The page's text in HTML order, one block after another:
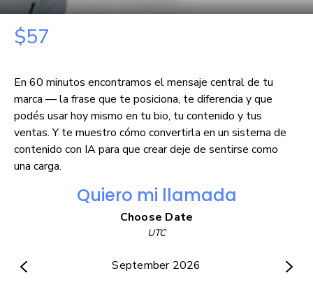
$57
En 60 minutos encontramos el mensaje central de tu
marca — la frase que te posiciona, te diferencia y que
podés usar hoy mismo en tu bio, tu contenido y tus
ventas. Y te muestro cómo convertirla en un sistema de
contenido con IA para que crear deje de sentirse como
una carga.
Quiero mi llamada
Choose Date
UTC
September 2026